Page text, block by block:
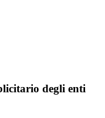
degli enti